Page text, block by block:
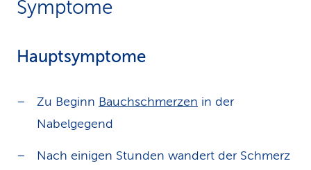
Symptome
Hauptsymptome
Zu Beginn Bauchschmerzen in der
Nabelgegend
Nach einigen Stunden wandert der Schmerz